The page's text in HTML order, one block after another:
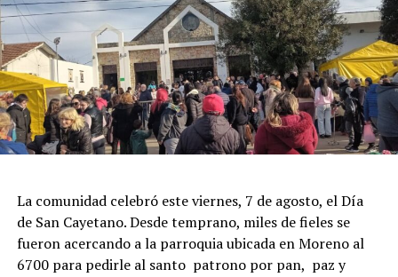
La comunidad celebró este viernes, 7 de agosto, el Día
de San Cayetano. Desde temprano, miles de fieles se
fueron acercando a la parroquia ubicada en Moreno al
6700 para pedirle al santo patrono por pan, paz y